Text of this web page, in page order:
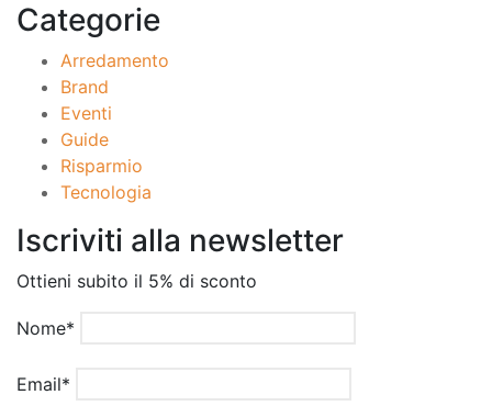
Categorie
Arredamento
Brand
Eventi
Guide
Risparmio
Tecnologia
Iscriviti alla newsletter
Ottieni subito il 5% di sconto
Nome*
Email*